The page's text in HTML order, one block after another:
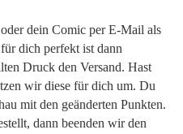
dein Comic per E-Mail als
dich perfekt ist dann
Druck den Versand. Hast
wir diese für dich um. Du
mit den geänderten Punkten.
dann beenden wir den